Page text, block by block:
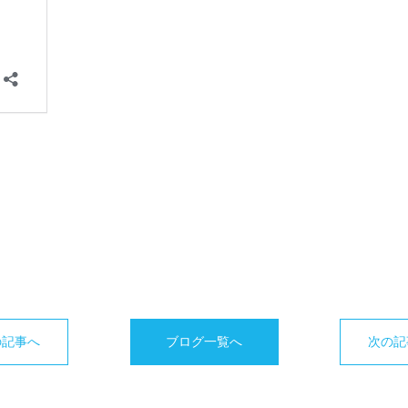
事へ ブログ一覧へ 次の